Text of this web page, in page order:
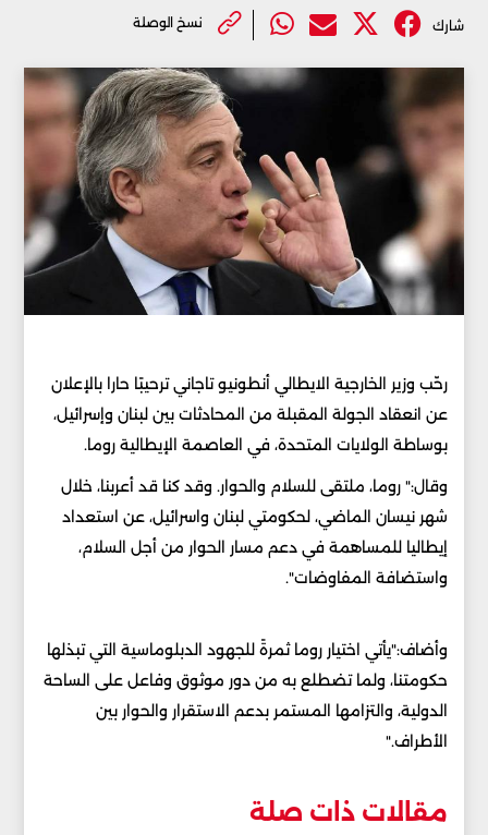
شارك نسخ الوصلة
رحّب وزير الخارجية الايطالي أنطونيو تاجاني ترحيبًا حارا بالإعلان
عن انعقاد الجولة المقبلة من المحادثات بين لبنان وإسرائيل،
بوساطة الولايات المتحدة، في العاصمة الإيطالية روما.
وقال:" روما، ملتقى للسلام والحوار. وقد كنا قد أعربنا، خلال
شهر نيسان الماضي، لحكومتي لبنان واسرائيل، عن استعداد
إيطاليا للمساهمة في دعم مسار الحوار من أجل السلام،
واستضافة المفاوضات".
وأضاف:"يأتي اختيار روما ثمرةً للجهود الدبلوماسية التي تبذلها
حكومتنا، ولما تضطلع به من دور موثوق وفاعل على الساحة
الدولية، والتزامها المستمر بدعم الاستقرار والحوار بين
الأطراف."
مقالات ذات صلة